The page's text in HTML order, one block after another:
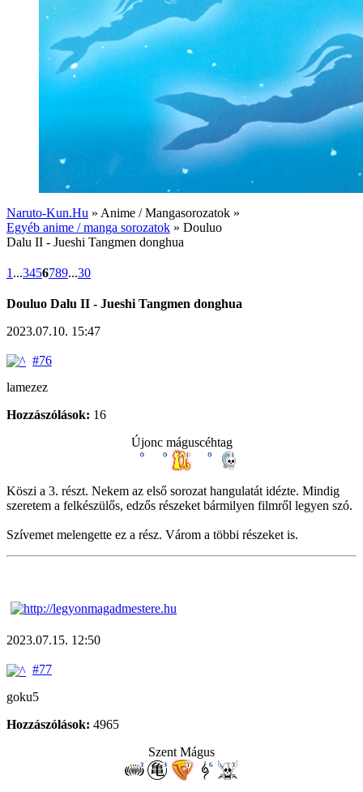
Naruto-Kun.Hu » Anime / Mangasorozatok »
Egyéb anime / manga sorozatok » Douluo
Dalu II - Jueshi Tangmen donghua
1 ...3456789...30
Douluo Dalu II - Jueshi Tangmen donghua
2023.07.10. 15:47
#76
lamezez
Hozzászólások: 16
Újonc máguscéhtag
Köszi a 3. részt. Nekem az első sorozat hangulatát idézte. Mindig
szeretem a felkészülős, edzős részeket bármilyen filmről legyen szó.
Szívemet melengette ez a rész. Várom a többi részeket is.
2023.07.15. 12:50
#77
goku5
Hozzászólások: 4965
Szent Mágus